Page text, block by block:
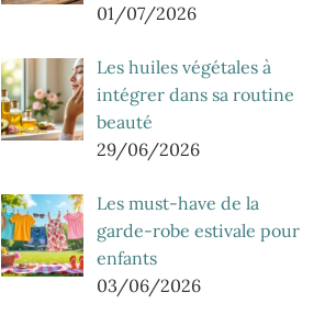
01/07/2026
Les huiles végétales à
intégrer dans sa routine
beauté
29/06/2026
Les must-have de la
garde-robe estivale pour
enfants
03/06/2026